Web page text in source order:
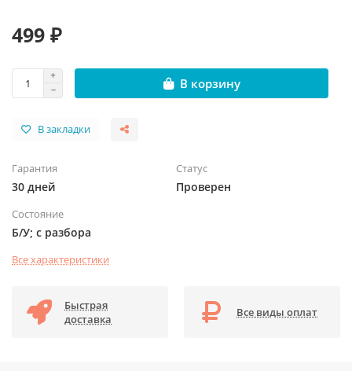
499 ₽
В корзину
В закладки
Гарантия
30 дней
Статус
Проверен
Состояние
Б/У; с разбора
Все характеристики
Быстрая
доставка
Все виды оплат